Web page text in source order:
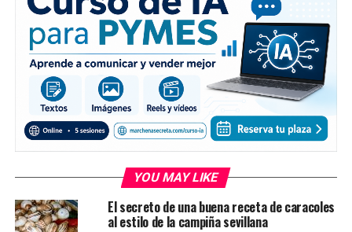
YOU MAY LIKE
El secreto de una buena receta de caracoles
al estilo de la campiña sevillana